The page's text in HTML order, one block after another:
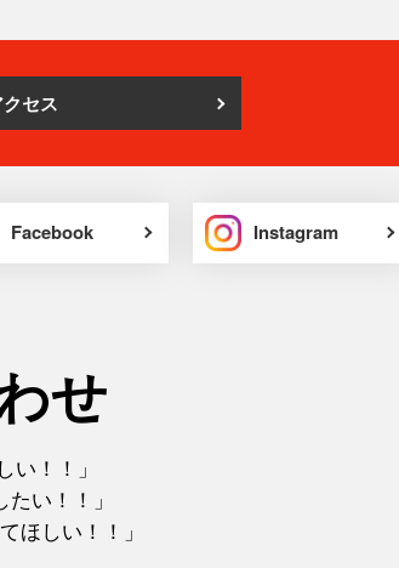
セス
Facebook Instagram
せ
い！！」
い！！」
ほしい！！」